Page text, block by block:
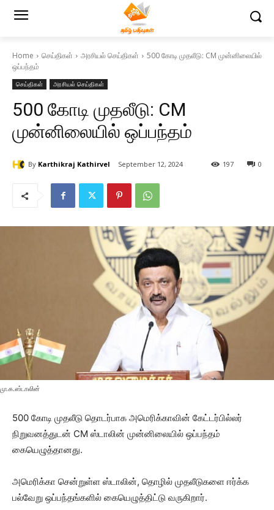
Home செய்திகள் அரசியல் செய்திகள்
500 கோடி முதலீடு: CM முன்னிலையில்
ஒப்பந்தம்
செய்திகள் அரசியல் செய்திகள்
500 கோடி முதலீடு: CM
முன்னிலையில் ஒப்பந்தம்
By Karthikraj Kathirvel September 12, 2024 0
197
மு.க.ஸ்டாலின்
500 கோடி முதலீடு தொடர்பாக அமெரிக்காவின் கேட்டர்பில்லர்
நிறுவனத்துடன் CM ஸ்டாலின் முன்னிலையில் ஒப்பந்தம்
கையெழுத்தானது.
அமெரிக்கா சென்றுள்ள ஸ்டாலின், தொழில் முதலீடுகளை ஈர்க்க
பல்வேறு ஒப்பந்தங்களில் கையெழுத்திட்டு வருகிறார்.